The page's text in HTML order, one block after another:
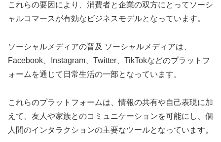
これらの要因により、消費者と企業の双方にとってソーシ
ャルコマースが有効なビジネスモデルとなっています。
ソーシャルメディアの普及 ソーシャルメディアは、
Facebook、Instagram、Twitter、TikTokなどのプラットフ
ォームを通じて日常生活の一部となっています。
これらのプラットフォームは、情報の共有や自己表現に加
えて、友人や家族とのコミュニケーションを可能にし、個
人間のインタラクションの主要なツールとなっています。